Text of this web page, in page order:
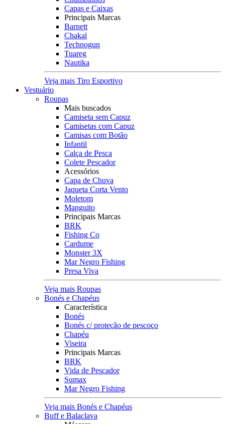
Capas e Caixas
Principais Marcas
Barnett
Chakal
Technogun
Tuareg
Nautika
Veja mais Tiro Esportivo
Vestuário
Roupas
Mais buscados
Camiseta sem Capuz
Camisetas com Capuz
Camisas com Botão
Infantil
Calça de Pesca
Colete Pescador
Acessórios
Capa de Chuva
Jaqueta Corta Vento
Moletom
Manguito
Principais Marcas
BRK
Fishing Co
Cardume
Monster 3X
Mar Negro Fishing
Presa Viva
Veja mais Roupas
Bonés e Chapéus
Característica
Bonés
Bonés c/ proteção de pescoço
Chapéu
Viseira
Principais Marcas
BRK
Vida de Pescador
Sumax
Mar Negro Fishing
Veja mais Bonés e Chapéus
Buff e Balaclava